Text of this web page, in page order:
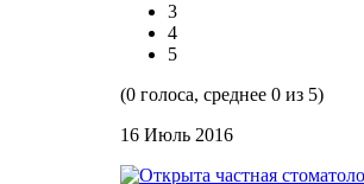
3
4
5
(0 голоса, среднее 0 из 5)
16 Июль 2016